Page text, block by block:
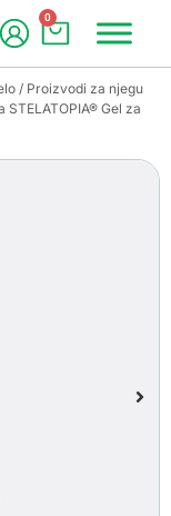
0
/ Proizvodi za njegu
STELATOPIA® Gel za